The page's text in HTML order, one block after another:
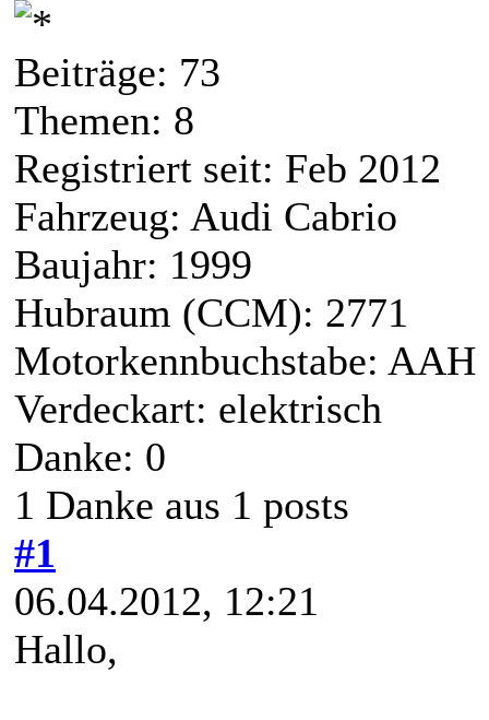
Beiträge: 73
Themen: 8
Registriert seit: Feb 2012
Fahrzeug: Audi Cabrio
Baujahr: 1999
Hubraum (CCM): 2771
Motorkennbuchstabe: AAH
Verdeckart: elektrisch
Danke: 0
1 Danke aus 1 posts
#1
06.04.2012, 12:21
Hallo,